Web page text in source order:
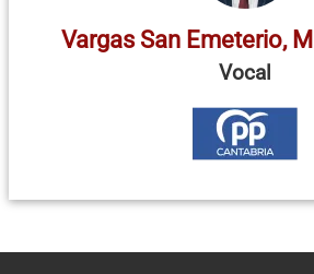
Vargas San Emeterio,
Vocal